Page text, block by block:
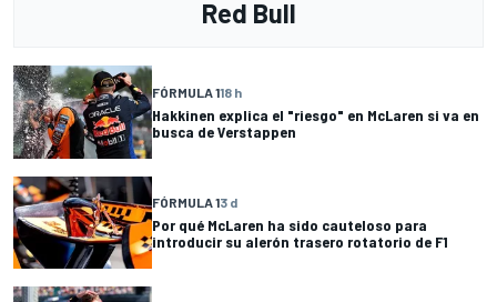
Red Bull
FÓRMULA 118 h
Hakkinen explica el "riesgo" en McLaren si va en
busca de Verstappen
FÓRMULA 13 d
Por qué McLaren ha sido cauteloso para
introducir su alerón trasero rotatorio de F1